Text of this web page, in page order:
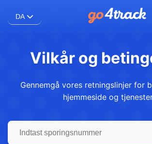
DA
Vilkår og
Gennemgå vores retningslinjer for
hjemmeside og